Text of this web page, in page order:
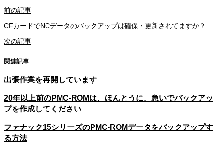
前の記事
CFカードでNCデータのバックアップは確保・更新されてますか？
次の記事
関連記事
出張作業を再開しています
20年以上前のPMC-ROMは、ほんとうに、急いでバックアッ
プを作成してください
ファナック15シリーズのPMC-ROMデータをバックアップす
る方法